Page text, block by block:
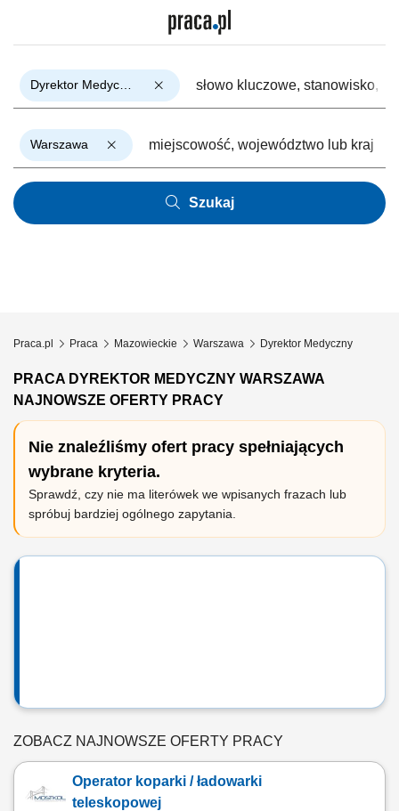
Warszawa
Szukaj
Praca.pl Praca Mazowieckie Warszawa Dyrektor Medyczny
PRACA DYREKTOR MEDYCZNY WARSZAWA
NAJNOWSZE OFERTY PRACY
Nie znaleźliśmy ofert pracy spełniających
wybrane kryteria.
Sprawdź, czy nie ma literówek we wpisanych frazach lub
spróbuj bardziej ogólnego zapytania.
ZOBACZ NAJNOWSZE OFERTY PRACY
Operator koparki / ładowarki
teleskopowej